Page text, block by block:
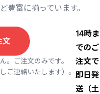
豊富に揃っています。
文
。ご注文のみです。
ご連絡いたします）。
14時ま
でのご
注文で
即日発
送（土